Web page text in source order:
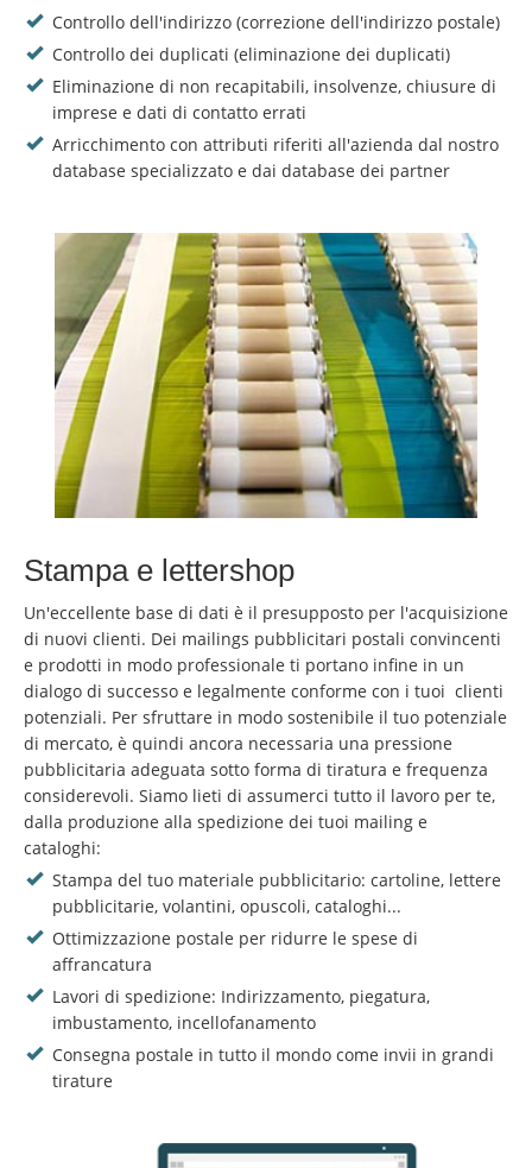
Controllo dell'indirizzo (correzione dell'indirizzo postale)
Controllo dei duplicati (eliminazione dei duplicati)
Eliminazione di non recapitabili, insolvenze, chiusure di
imprese e dati di contatto errati
Arricchimento con attributi riferiti all'azienda dal nostro
database specializzato e dai database dei partner
Stampa e lettershop
Un'eccellente base di dati è il presupposto per l'acquisizione
di nuovi clienti. Dei mailings pubblicitari postali convincenti
e prodotti in modo professionale ti portano infine in un
dialogo di successo e legalmente conforme con i tuoi clienti
potenziali. Per sfruttare in modo sostenibile il tuo potenziale
di mercato, è quindi ancora necessaria una pressione
pubblicitaria adeguata sotto forma di tiratura e frequenza
considerevoli. Siamo lieti di assumerci tutto il lavoro per te,
dalla produzione alla spedizione dei tuoi mailing e
cataloghi:
Stampa del tuo materiale pubblicitario: cartoline, lettere
pubblicitarie, volantini, opuscoli, cataloghi...
Ottimizzazione postale per ridurre le spese di
affrancatura
Lavori di spedizione: Indirizzamento, piegatura,
imbustamento, incellofanamento
Consegna postale in tutto il mondo come invii in grandi
tirature